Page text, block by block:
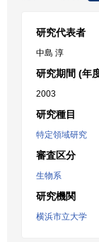
研究代表者
中島 淳
研究期間 (年
2003
研究種目
特定領域研究
審査区分
生物系
研究機関
横浜市立大学